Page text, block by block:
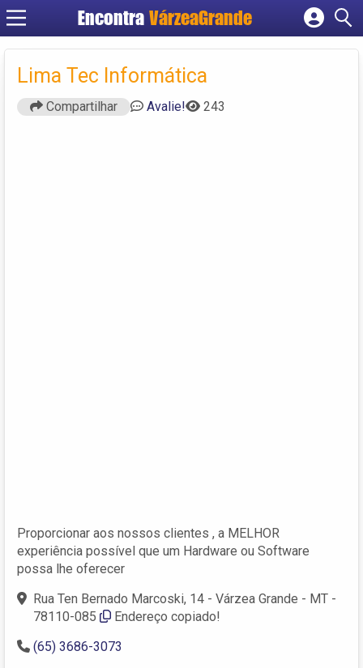
Encontra VárzeaGrande
Cadastrar empresa
Criar conta
Lima Tec Informática
Compartilhar Avalie! 243
Proporcionar aos nossos clientes , a MELHOR
experiência possível que um Hardware ou Software
possa lhe oferecer
Rua Ten Bernado Marcoski, 14 - Várzea Grande - MT -
78110-085
Endereço copiado!
(65) 3686-3073